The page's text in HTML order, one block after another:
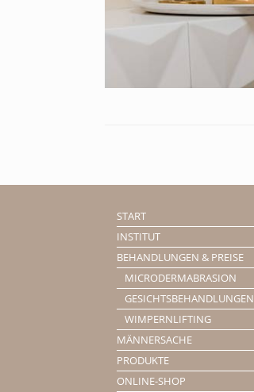
START
INSTITUT
BEHANDLUNGEN & PREISE
MICRODERMABRASION
GESICHTSBEHANDLUNGEN
WIMPERNLIFTING
MÄNNERSACHE
PRODUKTE
ONLINE-SHOP